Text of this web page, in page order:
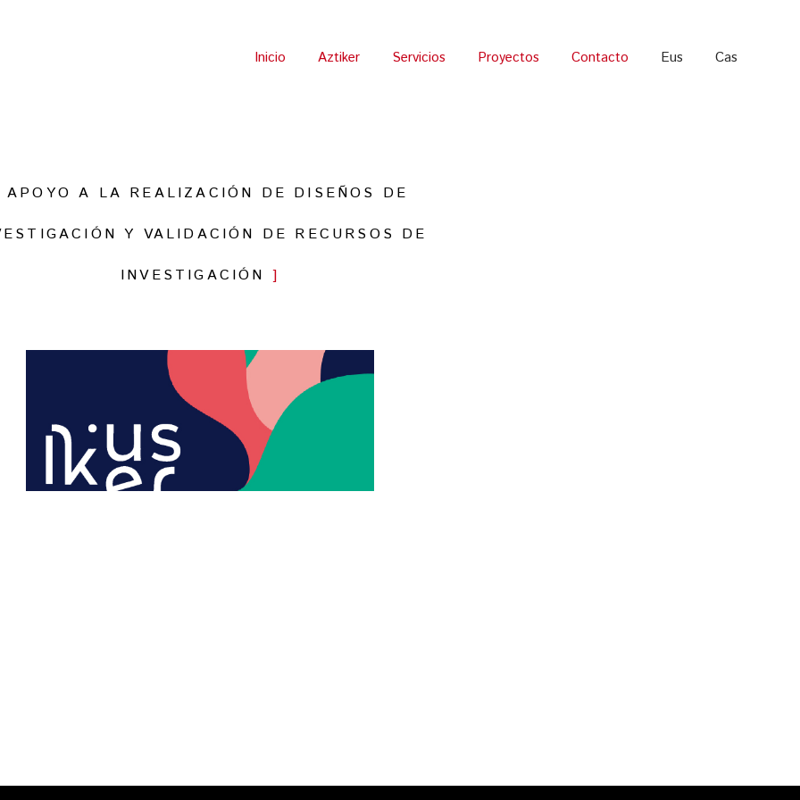
Inicio Aztiker Servicios Proyectos Contacto Eus Cas
APOYO A LA REALIZACIÓN DE DISEÑOS DE
Y VALIDACIÓN DE RECURSOS DE
INVESTIGACIÓN